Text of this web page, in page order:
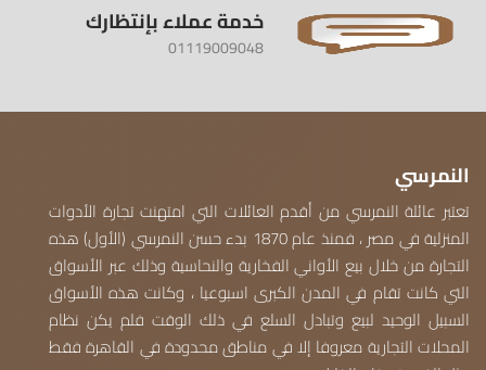
خدمة عملاء بإنتظارك
01119009048
النمرسي
تعتبر عائلة النمرسي من أقدم العائلات التي امتهنت تجارة الأدوات
المنزلية في مصر ، فمنذ عام 1870 بدء حسن النمرسي (الأول) هذه
التجارة من خلال بيع الأواني الفخارية والنحاسية وذلك عبر الأسواق
التي كانت تقام في المدن الكبرى اسبوعيا ، وكانت هذه الأسواق
السبيل الوحيد لبيع وتبادل السلع في ذلك الوقت فلم يكن نظام
المحلات التجارية معروفا إلا في مناطق محدودة في القاهرة فقط